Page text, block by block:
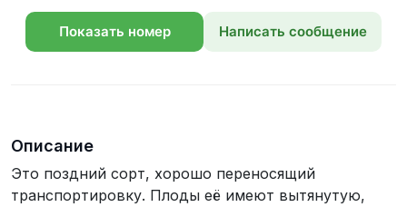
Показать номер Написать сообщение
Описание
Это поздний сорт, хорошо переносящий
транспортировку. Плоды её имеют вытянутую,